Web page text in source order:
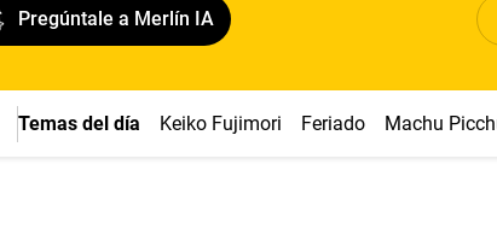
Pregúntale a Merlín IA
Temas del día Keiko Fujimori Feriado Machu